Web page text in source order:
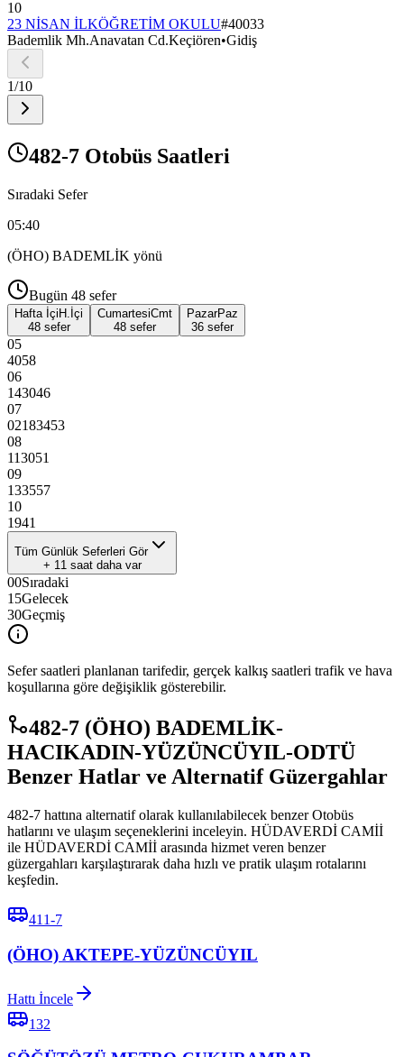
10
23 NİSAN İLKÖĞRETİM OKULU#40033
Bademlik Mh.Anavatan Cd.Keçiören•Gidiş
1/10
482-7 Otobüs Saatleri
Sıradaki Sefer
05:40
(ÖHO) BADEMLİK yönü
Bugün 48 sefer
Hafta İçi H.İçi
48 sefer
CumartesiCmt
48 sefer
PazarPaz
36 sefer
05
4058
06
143046
07
02183453
08
113051
09
133557
10
1941
Tüm Günlük Seferleri Gör
+ 11saat daha var
00Sıradaki
15Gelecek
30Geçmiş
Sefer saatleri planlanan tarifedir, gerçek kalkış saatleri trafik ve hava
koşullarına göre değişiklik gösterebilir.
482-7 (ÖHO) BADEMLİK-
HACIKADIN-YÜZÜNCÜYIL-ODTÜ
Benzer Hatlar ve Alternatif Güzergahlar
482-7 hattına alternatif olarak kullanılabilecek benzer Otobüs
hatlarını ve ulaşım seçeneklerini inceleyin. HÜDAVERDİ CAMİİ
ile HÜDAVERDİ CAMİİ arasında hizmet veren benzer
güzergahları karşılaştırarak daha hızlı ve pratik ulaşım rotalarını
keşfedin.
411-7
(ÖHO) AKTEPE-YÜZÜNCÜYIL
Hattı İncele
132